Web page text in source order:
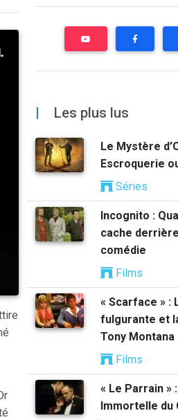
| Les plus lus
Le Mystère
Escroquerie
Séries
Incognito :
cache
comédie
Films
« Scarface » :
fulgurante et
Tony Montana
Films
« Le Parrain »
Immortelle du